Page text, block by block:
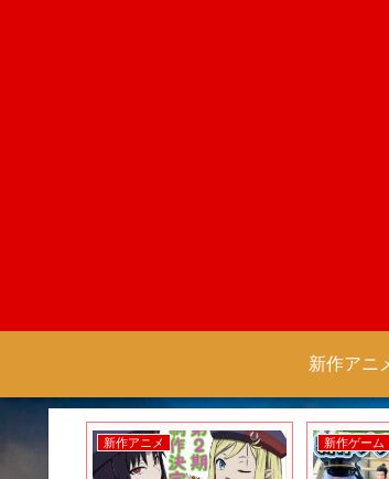
新作アニ
新作アニメ 新作ゲーム